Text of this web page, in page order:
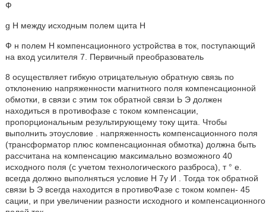
Ф
g Н между исходным полем щита Н
Ф н полем Н компенсационного устройства в ток, поступающий
на вход усилителя 7. Первичный преобразователь
8 осуществляет гибкую отрицательную обратную связь по
отклонению напряженности магнитного поля компенсационной
обмотки, в связи с этим ток обратной связи Ь Э должен
находиться в противофазе с током компенсации,
пропорциональным результирующему току щита. Чтобы
выполнить этоусловие . напряженность компенсационного поля
(трансформатор плюс компенсационная обмотка) должна быть
рассчитана на компенсацию максимально возможного 40
исходного поля (с учетом технологического разброса), т ° е.
всегда должно выполняться условие Н 7у И . Тогда ток обратной
связи Ь Э всегда находится в противоФазе с током компен- 45
сации, и при увеличении разности исходного и компенсационного